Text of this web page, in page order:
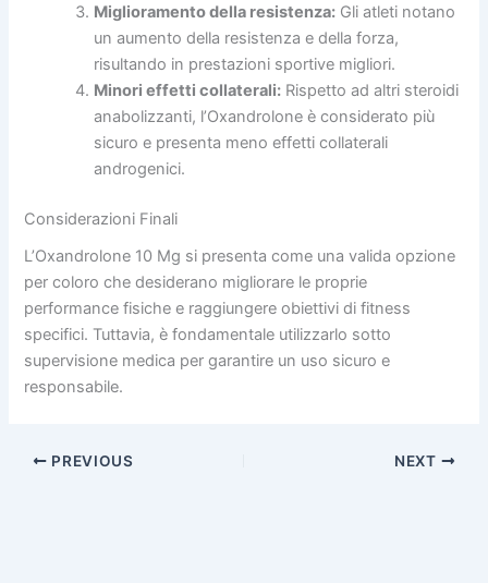
Miglioramento della resistenza: Gli atleti notano
un aumento della resistenza e della forza,
risultando in prestazioni sportive migliori.
Minori effetti collaterali: Rispetto ad altri steroidi
anabolizzanti, l’Oxandrolone è considerato più
sicuro e presenta meno effetti collaterali
androgenici.
Considerazioni Finali
L’Oxandrolone 10 Mg si presenta come una valida opzione
per coloro che desiderano migliorare le proprie
performance fisiche e raggiungere obiettivi di fitness
specifici. Tuttavia, è fondamentale utilizzarlo sotto
supervisione medica per garantire un uso sicuro e
responsabile.
PREVIOUS NEXT